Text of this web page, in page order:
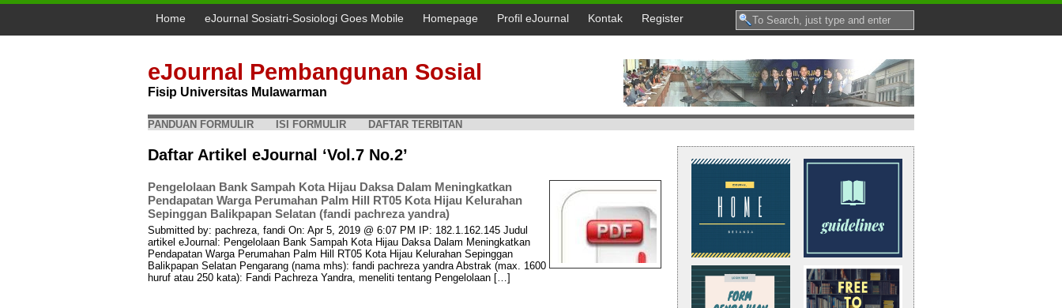
Home eJournal Sosiatri-Sosiologi Goes Mobile Homepage Profil eJournal Kontak Register
eJournal Pembangunan Sosial
Fisip Universitas Mulawarman
PANDUAN FORMULIR ISI FORMULIR DAFTAR TERBITAN
Daftar Artikel eJournal ‘Vol.7 No.2’
Pengelolaan Bank Sampah Kota Hijau Daksa Dalam Meningkatkan
Pendapatan Warga Perumahan Palm Hill RT05 Kota Hijau Kelurahan
Sepinggan Balikpapan Selatan (fandi pachreza yandra)
Submitted by: pachreza, fandi On: Apr 5, 2019 @ 6:07 PM IP: 182.1.162.145 Judul
artikel eJournal: Pengelolaan Bank Sampah Kota Hijau Daksa Dalam Meningkatkan
Pendapatan Warga Perumahan Palm Hill RT05 Kota Hijau Kelurahan Sepinggan
Balikpapan Selatan Pengarang (nama mhs): fandi pachreza yandra Abstrak (max. 1600
huruf atau 250 kata): Fandi Pachreza Yandra, meneliti tentang Pengelolaan […]